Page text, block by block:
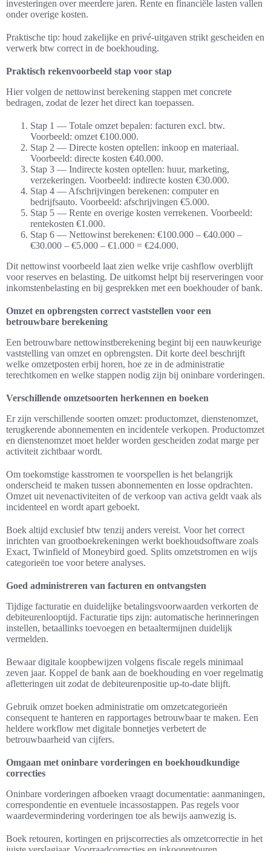
investeringen over meerdere jaren. Rente en financiële lasten vallen
onder overige kosten.
Praktische tip: houd zakelijke en privé-uitgaven strikt gescheiden en
verwerk btw correct in de boekhouding.
Praktisch rekenvoorbeeld stap voor stap
Hier volgen de nettowinst berekening stappen met concrete
bedragen, zodat de lezer het direct kan toepassen.
Stap 1 — Totale omzet bepalen: facturen excl. btw.
Voorbeeld: omzet €100.000.
Stap 2 — Directe kosten optellen: inkoop en materiaal.
Voorbeeld: directe kosten €40.000.
Stap 3 — Indirecte kosten optellen: huur, marketing,
verzekeringen. Voorbeeld: indirecte kosten €30.000.
Stap 4 — Afschrijvingen berekenen: computer en
bedrijfsauto. Voorbeeld: afschrijvingen €5.000.
Stap 5 — Rente en overige kosten verrekenen. Voorbeeld:
rentekosten €1.000.
Stap 6 — Nettowinst berekenen: €100.000 – €40.000 –
€30.000 – €5.000 – €1.000 = €24.000.
Dit nettowinst voorbeeld laat zien welke vrije cashflow overblijft
voor reserves en belasting. De uitkomst helpt bij reserveringen voor
inkomstenbelasting en bij gesprekken met een boekhouder of bank.
Omzet en opbrengsten correct vaststellen voor een
betrouwbare berekening
Een betrouwbare nettowinstberekening begint bij een nauwkeurige
vaststelling van omzet en opbrengsten. Dit korte deel beschrijft
welke omzetposten erbij horen, hoe ze in de administratie
terechtkomen en welke stappen nodig zijn bij oninbare vorderingen.
Verschillende omzetsoorten herkennen en boeken
Er zijn verschillende soorten omzet: productomzet, dienstenomzet,
terugkerende abonnementen en incidentele verkopen. Productomzet
en dienstenomzet moet helder worden gescheiden zodat marge per
activiteit zichtbaar wordt.
Om toekomstige kasstromen te voorspellen is het belangrijk
onderscheid te maken tussen abonnementen en losse opdrachten.
Omzet uit nevenactiviteiten of de verkoop van activa geldt vaak als
incidenteel en wordt apart geboekt.
Boek altijd exclusief btw tenzij anders vereist. Voor het correct
inrichten van grootboekrekeningen werkt boekhoudsoftware zoals
Exact, Twinfield of Moneybird goed. Splits omzetstromen en wijs
categorieën toe voor betere analyses.
Goed administreren van facturen en ontvangsten
Tijdige facturatie en duidelijke betalingsvoorwaarden verkorten de
debiteurenlooptijd. Facturatie tips zijn: automatische herinneringen
instellen, betaallinks toevoegen en betaaltermijnen duidelijk
vermelden.
Bewaar digitale koopbewijzen volgens fiscale regels minimaal
zeven jaar. Koppel de bank aan de boekhouding en voer regelmatig
afletteringen uit zodat de debiteurenpositie up-to-date blijft.
Gebruik omzet boeken administratie om omzetcategorieën
consequent te hanteren en rapportages betrouwbaar te maken. Een
heldere workflow met digitale bonnetjes verbetert de
betrouwbaarheid van cijfers.
Omgaan met oninbare vorderingen en boekhoudkundige
correcties
Oninbare vorderingen afboeken vraagt documentatie: aanmaningen,
correspondentie en eventuele incassostappen. Pas regels voor
waardevermindering vorderingen toe als bewijs aanwezig is.
Boek retouren, kortingen en prijscorrecties als omzetcorrectie in het